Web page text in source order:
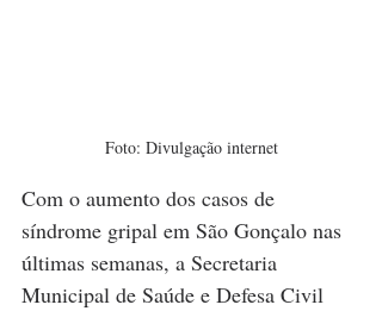
Foto: Divulgação internet
Com o aumento dos casos de
síndrome gripal em São Gonçalo nas
últimas semanas, a Secretaria
Municipal de Saúde e Defesa Civil